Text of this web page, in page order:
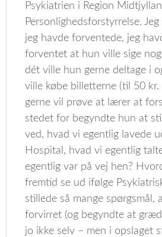
Psykiatrien i Region
Personlighedsforstyrrelse.
jeg havde forventede, jeg
forventet at hun ville sige
dét ville hun gerne deltage i
ville købe billetterne (til 50
gerne vil prøve at lærer at
stedet for begyndte hun at
ved, hvad vi egentlig lavede
Hospital, hvad vi egentlig
egentlig var på vej hen?
fremtid se ud ifølge
stillede så mange spørgsmål,
forvirret (og begyndte at
jo ikke selv – men i opslaget